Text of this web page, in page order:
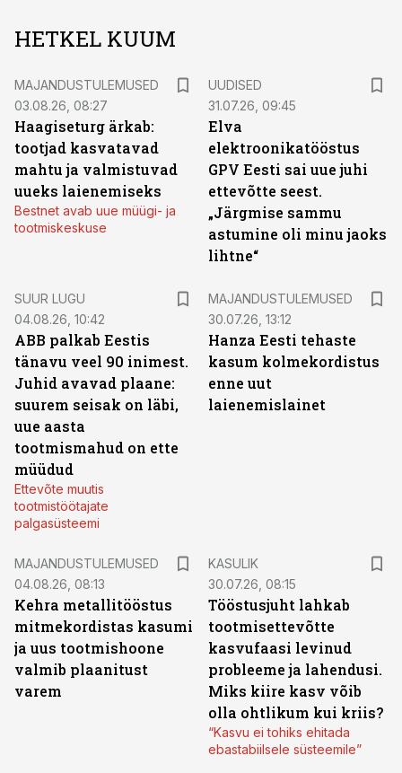
HETKEL KUUM
MAJANDUSTULEMUSED
03.08.26, 08:27
Haagiseturg ärkab:
tootjad kasvatavad
mahtu ja valmistuvad
uueks laienemiseks
Bestnet avab uue müügi- ja
tootmiskeskuse
UUDISED
31.07.26, 09:45
Elva
elektroonikatööstus
GPV Eesti sai uue juhi
ettevõtte seest.
„Järgmise sammu
astumine oli minu jaoks
lihtne“
SUUR LUGU
04.08.26, 10:42
ABB palkab Eestis
tänavu veel 90 inimest.
Juhid avavad plaane:
suurem seisak on läbi,
uue aasta
tootmismahud on ette
müüdud
Ettevõte muutis
tootmistöötajate
palgasüsteemi
MAJANDUSTULEMUSED
30.07.26, 13:12
Hanza Eesti tehaste
kasum kolmekordistus
enne uut
laienemislainet
MAJANDUSTULEMUSED
04.08.26, 08:13
Kehra metallitööstus
mitmekordistas kasumi
ja uus tootmishoone
valmib plaanitust
varem
KASULIK
30.07.26, 08:15
Tööstusjuht lahkab
tootmisettevõtte
kasvufaasi levinud
probleeme ja lahendusi.
Miks kiire kasv võib
olla ohtlikum kui kriis?
“Kasvu ei tohiks ehitada
ebastabiilsele süsteemile”